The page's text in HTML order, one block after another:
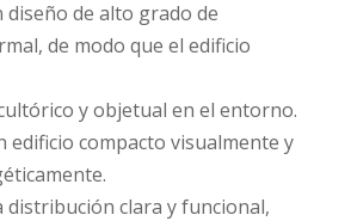
de alto grado de
de modo que el edificio
y objetual en el entorno.
edificio compacto visualmente y
distribución clara y funcional,